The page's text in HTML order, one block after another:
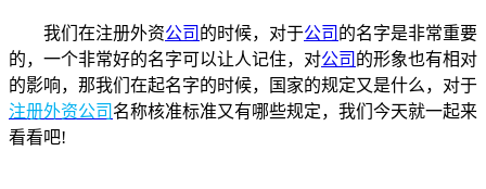
我们在注册外资公司 的时候，对于公司 的名字是非常重要
的，一个非常好的名字可以让人记住，对公司 的形象也有相对
的影响，那我们在起名字的时候，国家的规定又是什么，对于
注册外资公司 名称核准标准又有哪些规定，我们今天就一起来
看看吧!